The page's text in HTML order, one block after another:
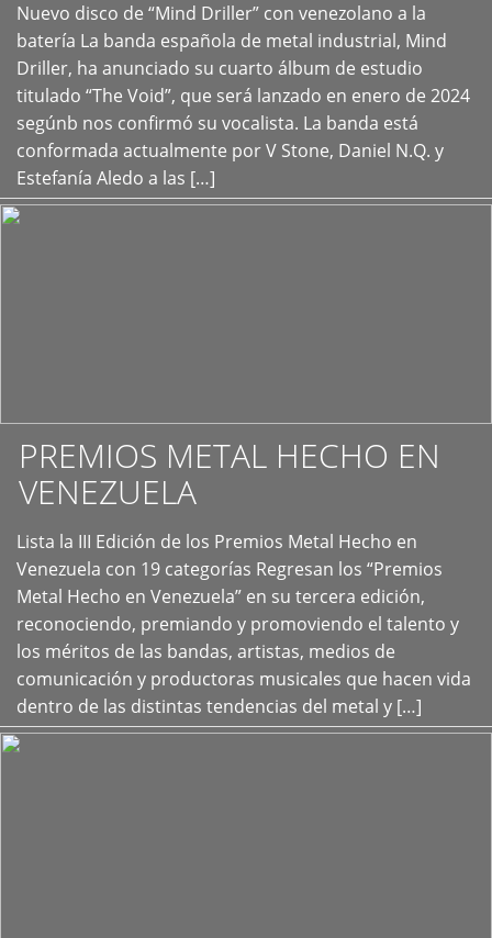
Nuevo disco de “Mind Driller” con venezolano a la
batería La banda española de metal industrial, Mind
Driller, ha anunciado su cuarto álbum de estudio
titulado “The Void”, que será lanzado en enero de 2024
segúnb nos confirmó su vocalista. La banda está
conformada actualmente por V Stone, Daniel N.Q. y
Estefanía Aledo a las […]
+
PREMIOS METAL HECHO EN
VENEZUELA
Lista la III Edición de los Premios Metal Hecho en
Venezuela con 19 categorías Regresan los “Premios
Metal Hecho en Venezuela” en su tercera edición,
reconociendo, premiando y promoviendo el talento y
los méritos de las bandas, artistas, medios de
comunicación y productoras musicales que hacen vida
dentro de las distintas tendencias del metal y […]
+